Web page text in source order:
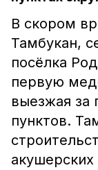
В скором
Тамбукан,
посёлка
первую
выезжая за
пунктов.